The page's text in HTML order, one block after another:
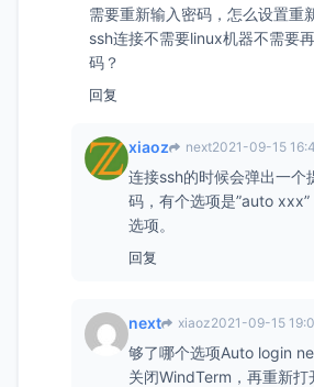
需要重新输入密码，怎么设置重
ssh连接不需要linux机器不需要
码？
回复
xiaoz next2021-09-15
连接ssh的时候会弹出一个
码，有个选项是”auto
选项。
回复
next xiaoz2021-09-15
够了哪个选项Auto login
关闭WindTerm，再重新